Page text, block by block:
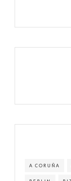
A CORUÑA